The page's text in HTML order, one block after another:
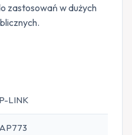
zastosowań w dużych
LINK